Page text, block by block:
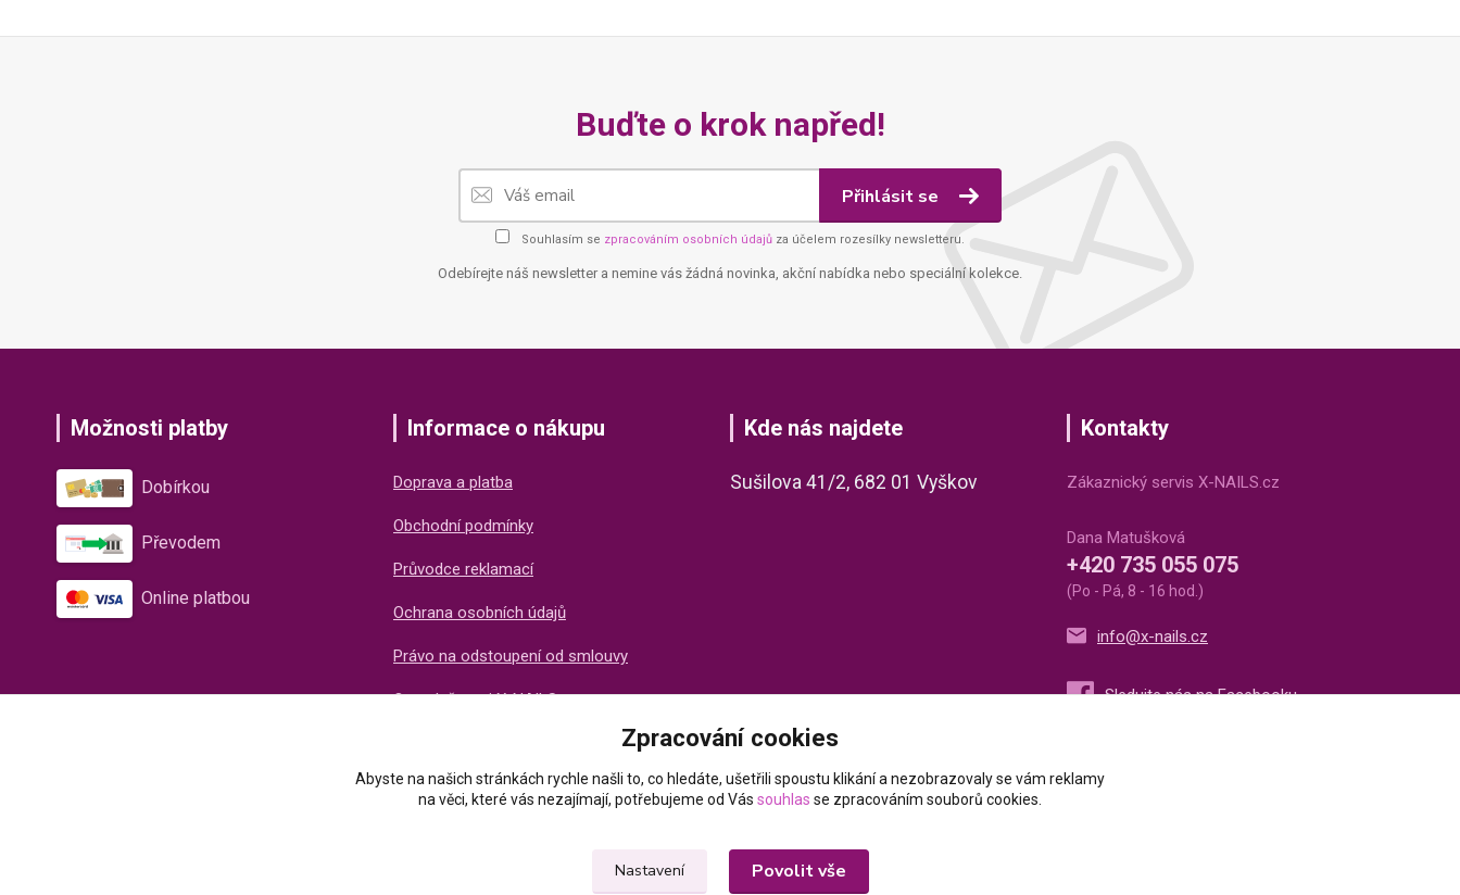
Buďte o krok napřed!
Přihlásit se
Souhlasím se zpracováním osobních údajů za účelem rozesílky newsletteru.
Odebírejte náš newsletter a nemine vás žádná novinka, akční nabídka nebo speciální kolekce.
Možnosti platby
Dobírkou
Převodem
Online platbou
Informace o nákupu
Doprava a platba
Obchodní podmínky
Průvodce reklamací
Ochrana osobních údajů
Právo na odstoupení od smlouvy
O společnosti X-NAILS
Kde nás najdete
Sušilova 41/2, 682 01 Vyškov
Kontakty
Zákaznický servis X-NAILS.cz
Dana Matušková
+420 735 055 075
(Po - Pá, 8 - 16 hod.)
info@x-nails.cz
Zpracování cookies
Abyste na našich stránkách rychle našli to, co hledáte, ušetřili spoustu klikání a nezobrazovaly se vám reklamy
na věci, které vás nezajímají, potřebujeme od Vás souhlas se zpracováním souborů cookies.
Nastavení Povolit vše